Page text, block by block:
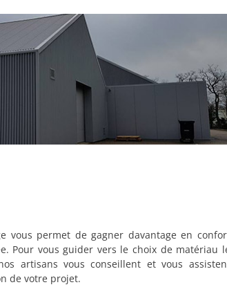
vous permet de gagner davantage en
Pour vous guider vers le choix de matériau
artisans vous conseillent et vous
de votre projet.